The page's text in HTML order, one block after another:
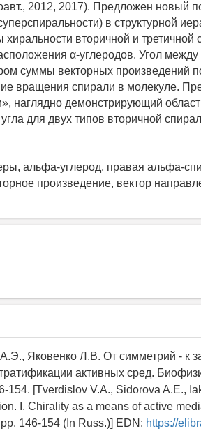
2012, 2017). Предложен новый
в структурной
вторичной и третичной
α-углеродов. Угол между
суммы векторных произведений
вращения спирали в молекуле.
наглядно демонстрирующий
для двух типов вторичной
альфа-углерод, правая альфа-
произведение, вектор
Яковенко Л.В. От симметрий - к
активных сред.
154. [Tverdislov V.A., Sidorova A.E.,
I. Chirality as a means of active
146-154 (In Russ.)] EDN: https://